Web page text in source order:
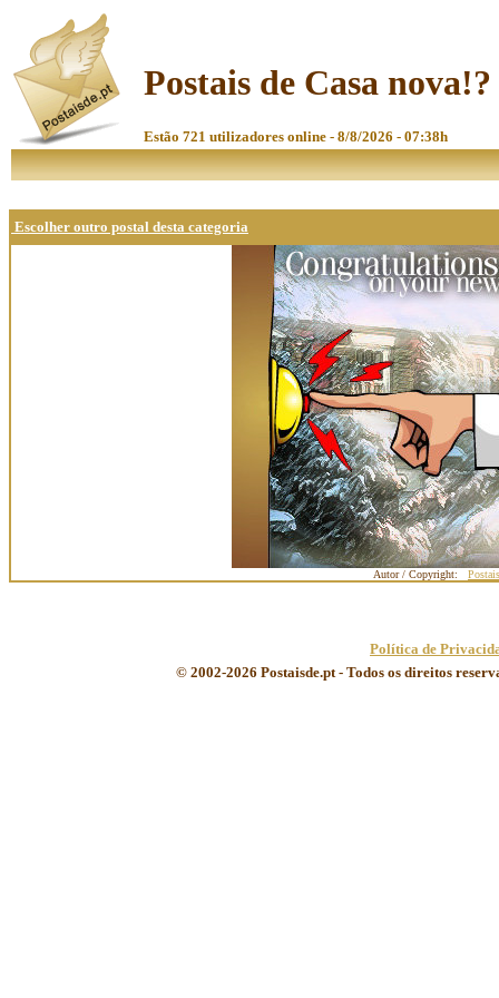
Postais de Casa nova!?
Estão 721 utilizadores online - 8/8/2026 - 07:38h
Escolher outro postal desta categoria
Autor / Copyright:
Política de
© 2002-2026 Postaisde.pt - Todos os direitos